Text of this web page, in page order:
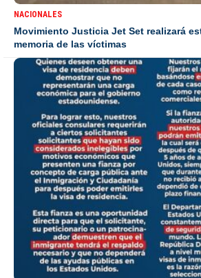
NACIONALES
Movimiento Justicia Jet Set realizará
memoria de las víctimas